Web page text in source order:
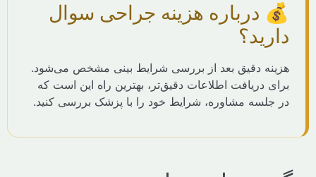
درباره هزینه جراحی سوال
دقیق بعد از بررسی شرایط بینی مشخص می‌شود.
دریافت اطلاعات دقیق‌تر، بهترین راه این است که
جلسه مشاوره، شرایط خود را با پزشک بررسی کنید.